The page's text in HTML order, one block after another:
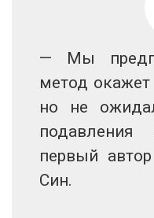
— Мы
метод
но не
первый
Син.